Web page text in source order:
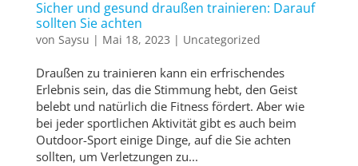
Sicher und gesund draußen trainieren: Darauf
sollten Sie achten
von Saysu | Mai 18, 2023 | Uncategorized
Draußen zu trainieren kann ein erfrischendes
Erlebnis sein, das die Stimmung hebt, den Geist
belebt und natürlich die Fitness fördert. Aber wie
bei jeder sportlichen Aktivität gibt es auch beim
Outdoor-Sport einige Dinge, auf die Sie achten
sollten, um Verletzungen zu...